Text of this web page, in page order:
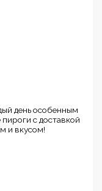
день особенным
с доставкой
и вкусом!